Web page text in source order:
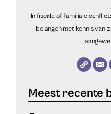
In fiscale of familiale
belangen met kennis van